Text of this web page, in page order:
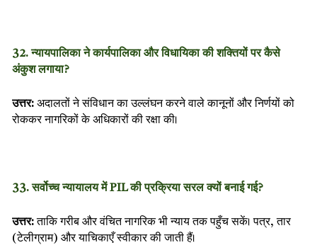
32. न्यायपालिका ने कार्यपालिका और विधायिका की शक्तियों पर कैसे
अंकुश लगाया?
उत्तर: अदालतों ने संविधान का उल्लंघन करने वाले कानूनों और निर्णयों को
रोककर नागरिकों के अधिकारों की रक्षा की।
33. सर्वोच्च न्यायालय में PIL की प्रक्रिया सरल क्यों बनाई गई?
उत्तर:ताकि गरीब और वंचित नागरिक भी न्याय तक पहुँच सकें। पत्र, तार
(टेलीग्राम) और याचिकाएँ स्वीकार की जाती हैं।